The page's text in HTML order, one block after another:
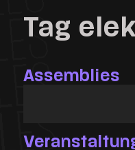
Tag
Assemblies